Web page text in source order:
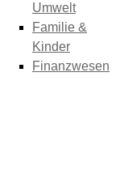
Umwelt
Familie &
Kinder
Finanzwesen